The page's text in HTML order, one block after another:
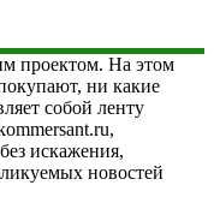
проектом. На этом
ни какие
собой ленту
искажения,
новостей